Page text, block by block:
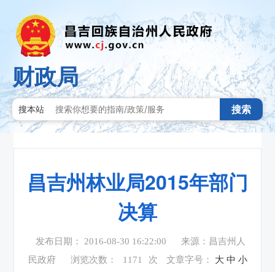
财政局
搜本站 搜索
昌吉州林业局2015年部门
决算
发布日期： 2016-08-30 16:22:00
来源：昌吉州人
民政府
浏览次数： 1171 次 文章字号： 大 中 小